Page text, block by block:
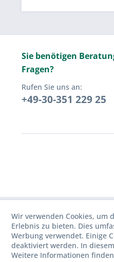
Sie benötigen
Fragen?
Rufen Sie uns an:
+49-30-351 229 25
Wir verwenden Cookies, um
Erlebnis zu bieten. Dies
Werbung verwendet. Einige
deaktiviert werden. In
Weitere Informationen